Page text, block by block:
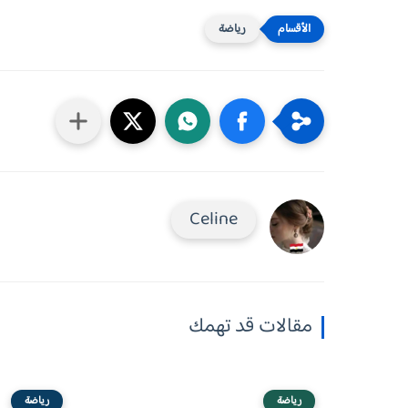
رياضة
Celine
مقالات قد تهمك
رياضة رياضة